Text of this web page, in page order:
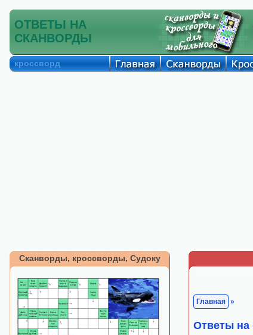
ОТВЕТЫ НА
СКАНВОРДЫ
кроссворд
Сканворды, кроссворды, Судоку
Главная »
Ответы на